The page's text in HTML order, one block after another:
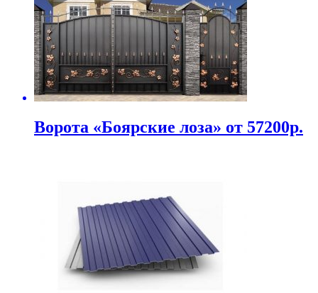
Ворота «Боярские лоза» от 57200р.